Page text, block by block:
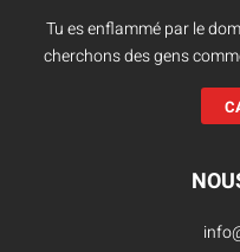
Tu es enflammé par le
cherchons des gens